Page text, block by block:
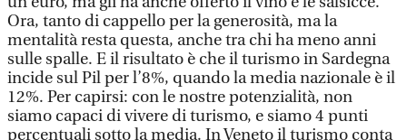
Ora, tanto di cappello per la generosità, ma la
mentalità resta questa, anche tra chi ha meno anni
sulle spalle. E il risultato è che il turismo in Sardegna
incide sul Pil per l’8%, quando la media nazionale è il
12%. Per capirsi: con le nostre potenzialità, non
siamo capaci di vivere di turismo, e siamo 4 punti
percentuali sotto la media. In Veneto il turismo conta